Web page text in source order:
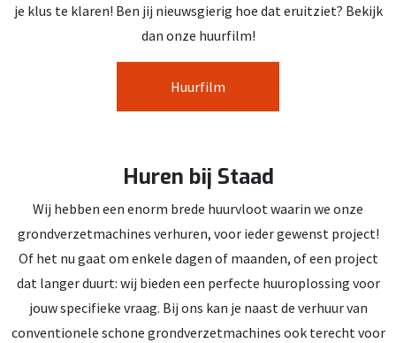
je klus te klaren! Ben jij nieuwsgierig hoe dat eruitziet? Bekijk
dan onze huurfilm!
Huurfilm
Huren bij Staad
Wij hebben een enorm brede huurvloot waarin we onze
grondverzetmachines verhuren, voor ieder gewenst project!
Of het nu gaat om enkele dagen of maanden, of een project
dat langer duurt: wij bieden een perfecte huuroplossing voor
jouw specifieke vraag. Bij ons kan je naast de verhuur van
conventionele schone grondverzetmachines ook terecht voor